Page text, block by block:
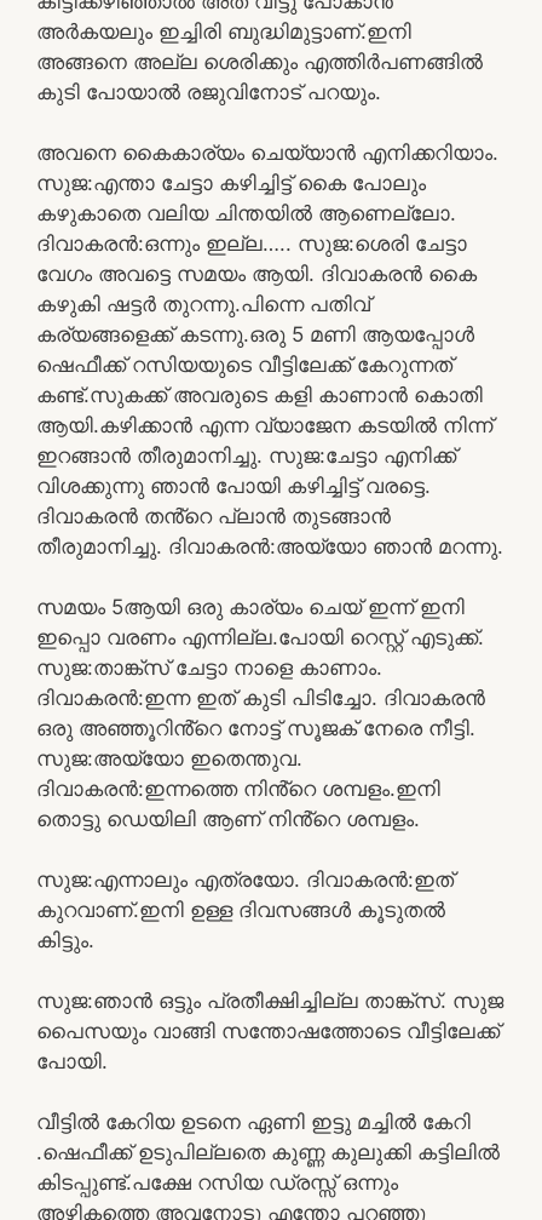
അർകയലും ഇച്ചിരി ബുദ്ധിമുട്ടാണ്.ഇനി
അങ്ങനെ അല്ല ശെരിക്കും എത്തിർപണങ്ങിൽ
കുടി പോയാൽ രജുവിനോട് പറയും.
അവനെ കൈകാര്യം ചെയ്യാൻ എനിക്കറിയാം.
സുജ:എന്താ ചേട്ടാ കഴിച്ചിട്ട് കൈ പോലും
കഴുകാതെ വലിയ ചിന്തയിൽ ആണെല്ലോ.
ദിവാകരൻ:ഒന്നും ഇല്ല….. സുജ:ശെരി ചേട്ടാ
വേഗം അവട്ടെ സമയം ആയി. ദിവാകരൻ കൈ
കഴുകി ഷട്ടർ തുറന്നു.പിന്നെ പതിവ്
കര്യങ്ങളെക്ക് കടന്നു.ഒരു 5 മണി ആയപ്പോൾ
ഷെഫീക്ക് റസിയയുടെ വീട്ടിലേക്ക് കേറുന്നത്
കണ്ട്.സുകക്ക് അവരുടെ കളി കാണാൻ കൊതി
ആയി.കഴിക്കാൻ എന്ന വ്യാജേന കടയിൽ നിന്ന്
ഇറങ്ങാൻ തീരുമാനിച്ചു. സുജ:ചേട്ടാ എനിക്ക്
വിശക്കുന്നു ഞാൻ പോയി കഴിച്ചിട്ട് വരട്ടെ.
ദിവാകരൻ തൻ്റെ പ്ലാൻ തുടങ്ങാൻ
തീരുമാനിച്ചു. ദിവാകരൻ:അയ്യോ ഞാൻ മറന്നു.
സമയം 5ആയി ഒരു കാര്യം ചെയ് ഇന്ന് ഇനി
ഇപ്പൊ വരണം എന്നില്ല.പോയി റെസ്റ്റ് എടുക്ക്.
സുജ:താങ്ക്സ് ചേട്ടാ നാളെ കാണാം.
ദിവാകരൻ:ഇന്ന ഇത് കുടി പിടിച്ചോ. ദിവാകരൻ
ഒരു അഞ്ഞൂറിൻ്റെ നോട്ട് സൂജക് നേരെ നീട്ടി.
സുജ:അയ്യോ ഇതെന്തുവ.
ദിവാകരൻ:ഇന്നത്തെ നിൻ്റെ ശമ്പളം.ഇനി
തൊട്ടു ഡെയിലി ആണ് നിൻ്റെ ശമ്പളം.
സുജ:എന്നാലും എത്രയോ. ദിവാകരൻ:ഇത്
കുറവാണ്.ഇനി ഉള്ള ദിവസങ്ങൾ കൂടുതൽ
കിട്ടും.
സുജ:ഞാൻ ഒട്ടും പ്രതീക്ഷിച്ചില്ല താങ്ക്സ്. സുജ
പൈസയും വാങ്ങി സന്തോഷത്തോടെ വീട്ടിലേക്ക്
പോയി.
വീട്ടിൽ കേറിയ ഉടനെ ഏണി ഇട്ടു മച്ചിൽ കേറി
.ഷെഫീക്ക് ഉടുപില്ലതെ കുണ്ണ കുലുക്കി കട്ടിലിൽ
കിടപ്പുണ്ട്.പക്ഷേ റസിയ ഡ്രസ്സ് ഒന്നും
അഴികത്തെ അവനോടു എന്തോ പറഞ്ഞു